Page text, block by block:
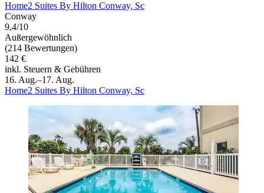
Home2 Suites By Hilton Conway, Sc
Conway
9,4/10
Außergewöhnlich
(214 Bewertungen)
142 €
inkl. Steuern & Gebühren
16. Aug.–17. Aug.
Home2 Suites By Hilton Conway, Sc